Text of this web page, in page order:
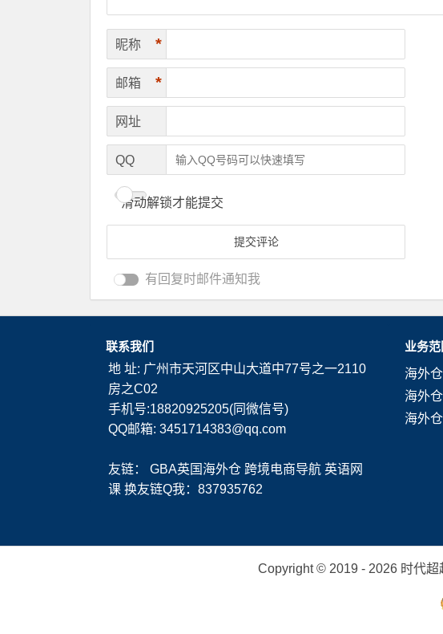
昵称 *
邮箱 *
网址
QQ
滑动解锁才能提交
有回复时邮件通知我
联系我们
地 址: 广州市天河区中山大道中77号之一2110
房之C02
手机号:18820925205(同微信号)
QQ邮箱: 3451714383@qq.com
友链： GBA英国海外仓 跨境电商导航 英语网
课 换友链Q我：837935762
业务范
海外
海外
海外
Copyright © 2019 - 2026 时代